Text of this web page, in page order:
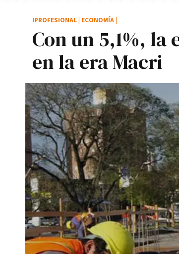
Con un 5,1%, la
en la era Macri
IPROFESIONAL ECONOMÍA